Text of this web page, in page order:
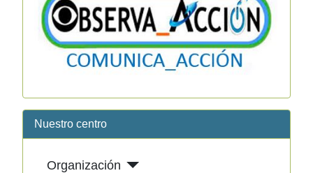
Nuestro centro
Organización